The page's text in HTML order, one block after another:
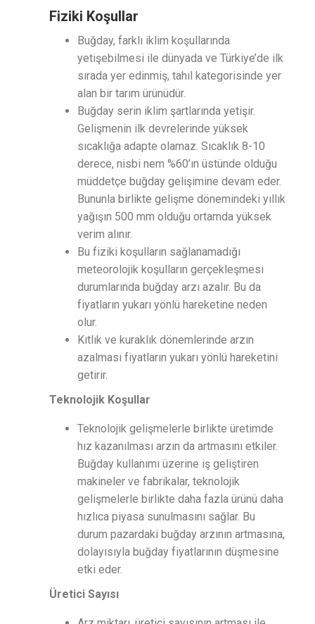
Fiziki Koşullar
Buğday, farklı iklim koşullarında
yetişebilmesi ile dünyada ve Türkiye’de ilk
sırada yer edinmiş, tahıl kategorisinde yer
alan bir tarım ürünüdür.
Buğday serin iklim şartlarında yetişir.
Gelişmenin ilk devrelerinde yüksek
sıcaklığa adapte olamaz. Sıcaklık 8-10
derece, nisbi nem %60’ın üstünde olduğu
müddetçe buğday gelişimine devam eder.
Bununla birlikte gelişme dönemindeki yıllık
yağışın 500 mm olduğu ortamda yüksek
verim alınır.
Bu fiziki koşulların sağlanamadığı
meteorolojik koşulların gerçekleşmesi
durumlarında buğday arzı azalır. Bu da
fiyatların yukarı yönlü hareketine neden
olur.
Kıtlık ve kuraklık dönemlerinde arzın
azalması fiyatların yukarı yönlü hareketini
getirir.
Teknolojik Koşullar
Teknolojik gelişmelerle birlikte üretimde
hız kazanılması arzın da artmasını etkiler.
Buğday kullanımı üzerine iş geliştiren
makineler ve fabrikalar, teknolojik
gelişmelerle birlikte daha fazla ürünü daha
hızlıca piyasa sunulmasını sağlar. Bu
durum pazardaki buğday arzının artmasına,
dolayısıyla buğday fiyatlarının düşmesine
etki eder.
Üretici Sayısı